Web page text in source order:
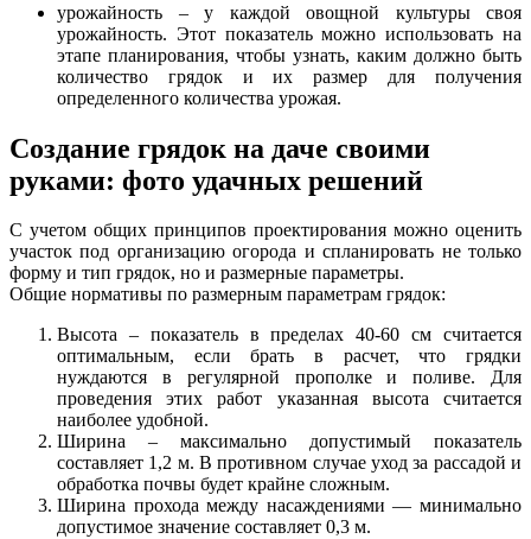
урожайность – у каждой овощной культуры своя
урожайность. Этот показатель можно использовать на
этапе планирования, чтобы узнать, каким должно быть
количество грядок и их размер для получения
определенного количества урожая.
Создание грядок на даче своими
руками: фото удачных решений
С учетом общих принципов проектирования можно оценить
участок под организацию огорода и спланировать не только
форму и тип грядок, но и размерные параметры.
Общие нормативы по размерным параметрам грядок:
Высота – показатель в пределах 40-60 см считается
оптимальным, если брать в расчет, что грядки
нуждаются в регулярной прополке и поливе. Для
проведения этих работ указанная высота считается
наиболее удобной.
Ширина – максимально допустимый показатель
составляет 1,2 м. В противном случае уход за рассадой и
обработка почвы будет крайне сложным.
Ширина прохода между насаждениями — минимально
допустимое значение составляет 0,3 м.